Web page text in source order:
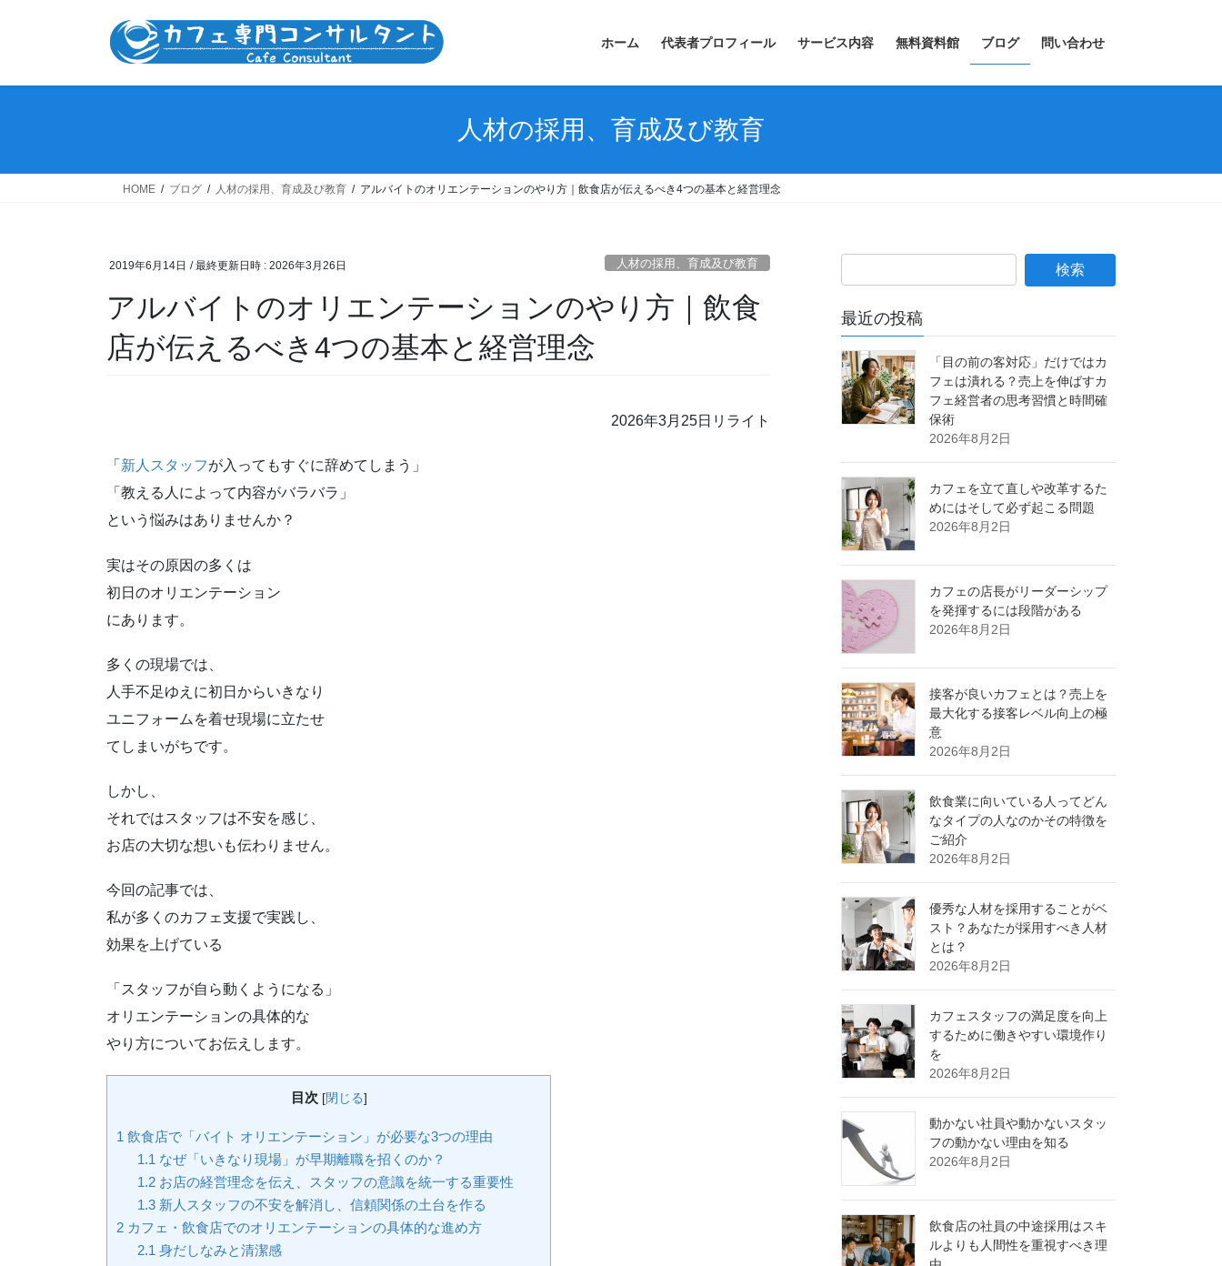
ホーム 代表者プロフィール サービス内容 無料資料館 ブログ 問い合わせ
人材の採用、育成及び教育
HOME ブログ 人材の採用、育成及び教育 アルバイトのオリエンテーションのやり方｜飲食店が伝えるべき4つの基本と経営理念
2019年6月14日 / 最終更新日時 : 2026年3月26日 人材の採用、育成及び教育
アルバイトのオリエンテーションのやり方｜飲食
店が伝えるべき4つの基本と経営理念
2026年3月25日リライト
「 新人スタッフが入ってもすぐに辞めてしまう」
「教える人によって内容がバラバラ」
という悩みはありませんか？
実はその原因の多くは
初日のオリエンテーション
にあります。
多くの現場では、
人手不足ゆえに初日からいきなり
ユニフォームを着せ現場に立たせ
てしまいがちです。
しかし、
それではスタッフは不安を感じ、
お店の大切な想いも伝わりません。
今回の記事では、
私が多くのカフェ支援で実践し、
効果を上げている
「スタッフが自ら動くようになる」
オリエンテーションの具体的な
やり方についてお伝えします。
目次 [閉じる]
1 飲食店で「バイト オリエンテーション」が必要な3つの理由
1.1 なぜ「いきなり現場」が早期離職を招くのか？
1.2お店の経営理念を伝え、スタッフの意識を統一する重要性
1.3新人スタッフの不安を解消し、信頼関係の土台を作る
2 カフェ・飲食店でのオリエンテーションの具体的な進め方
2.1 身だしなみと清潔感
最近の投稿
「目の前の客対応」だけではカ
フェは潰れる？売上を伸ばすカ
フェ経営者の思考習慣と時間確
保術
2026年8月2日
カフェを立て直しや改革するた
めにはそして必ず起こる問題
2026年8月2日
カフェの店長がリーダーシップ
を発揮するには段階がある
2026年8月2日
接客が良いカフェとは？売上を
最大化する接客レベル向上の極
意
2026年8月2日
飲食業に向いている人ってどん
なタイプの人なのかその特徴を
ご紹介
2026年8月2日
優秀な人材を採用することがベ
スト？あなたが採用すべき人材
とは？
2026年8月2日
カフェスタッフの満足度を向上
するために働きやすい環境作り
を
2026年8月2日
動かない社員や動かないスタッ
フの動かない理由を知る
2026年8月2日
飲食店の社員の中途採用はスキ
ルよりも人間性を重視すべき理